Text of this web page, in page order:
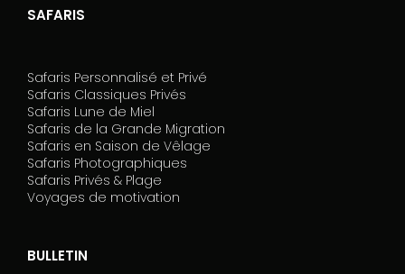
SAFARIS
Safaris Personnalisé et Privé
Safaris Classiques Privés
Safaris Lune de Miel
Safaris de la Grande Migration
Safaris en Saison de Vêlage
Safaris Photographiques
Safaris Privés & Plage
Voyages de motivation
BULLETIN